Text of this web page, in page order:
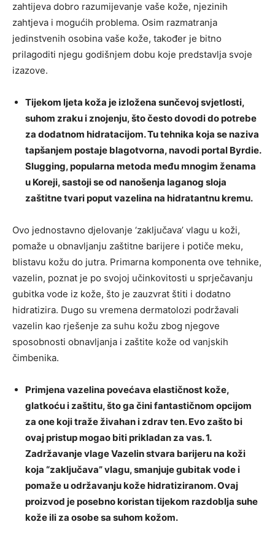
zahtijeva dobro razumijevanje vaše kože, njezinih
zahtjeva i mogućih problema. Osim razmatranja
jedinstvenih osobina vaše kože, također je bitno
prilagoditi njegu godišnjem dobu koje predstavlja svoje
izazove.
Tijekom ljeta koža je izložena sunčevoj svjetlosti,
suhom zraku i znojenju, što često dovodi do potrebe
za dodatnom hidratacijom. Tu tehnika koja se naziva
tapšanjem postaje blagotvorna, navodi portal Byrdie.
Slugging, popularna metoda među mnogim ženama
u Koreji, sastoji se od nanošenja laganog sloja
zaštitne tvari poput vazelina na hidratantnu kremu.
Ovo jednostavno djelovanje ‘zaključava’ vlagu u koži,
pomaže u obnavljanju zaštitne barijere i potiče meku,
blistavu kožu do jutra. Primarna komponenta ove tehnike,
vazelin, poznat je po svojoj učinkovitosti u sprječavanju
gubitka vode iz kože, što je zauzvrat štiti i dodatno
hidratizira. Dugo su vremena dermatolozi podržavali
vazelin kao rješenje za suhu kožu zbog njegove
sposobnosti obnavljanja i zaštite kože od vanjskih
čimbenika.
Primjena vazelina povećava elastičnost kože,
glatkoću i zaštitu, što ga čini fantastičnom opcijom
za one koji traže živahan i zdrav ten. Evo zašto bi
ovaj pristup mogao biti prikladan za vas. 1.
Zadržavanje vlage Vazelin stvara barijeru na koži
koja “zaključava” vlagu, smanjuje gubitak vode i
pomaže u održavanju kože hidratiziranom. Ovaj
proizvod je posebno koristan tijekom razdoblja suhe
kože ili za osobe sa suhom kožom.